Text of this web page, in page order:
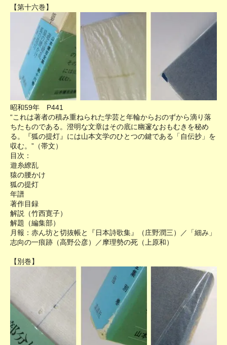
【第十六巻】
昭和59年 P441
“これは著者の積み重ねられた学芸と年輪からおのずから滴り落
ちたものである。澄明な文章はその底に幽邃なおもむきを秘め
る。『狐の提灯』には山本文学のひとつの鍵である「自伝抄」を
収む。”（帯文）
目次：
遊糸繚乱
猿の腰かけ
狐の提灯
年譜
著作目録
解説（竹西寛子）
解題（編集部）
月報：赤ん坊と切抜帳と『日本詩歌集』（庄野潤三）／「細み」
志向の一痕跡（高野公彦）／摩理勢の死（上原和）
【別巻】